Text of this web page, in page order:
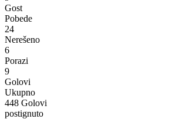
Gost
Pobede
24
Nerešeno
6
Porazi
9
Golovi
Ukupno
448 Golovi
postignuto